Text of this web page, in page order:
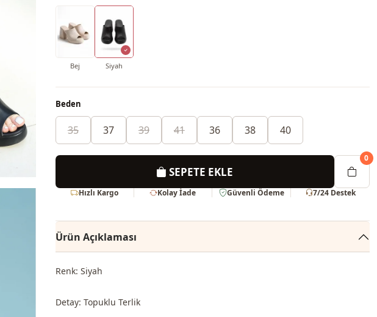
Bej Siyah
Beden
35 37 39 41 36 38 40
SEPETE EKLE
0
Hızlı Kargo Kolay İade Güvenli Ödeme 7/24 Destek
Ürün Açıklaması
Renk: Siyah
Detay: Topuklu Terlik